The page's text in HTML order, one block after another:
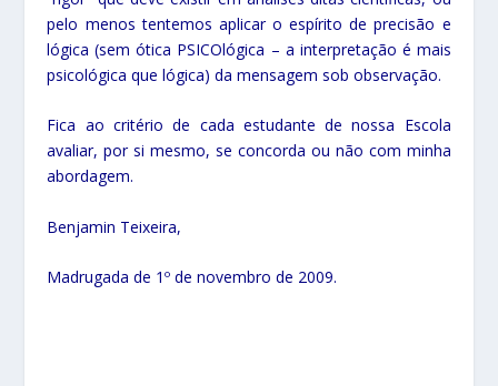
pelo menos tentemos aplicar o espírito de precisão e
lógica (sem ótica PSICOlógica – a interpretação é mais
psicológica que lógica) da mensagem sob observação.
Fica ao critério de cada estudante de nossa Escola
avaliar, por si mesmo, se concorda ou não com minha
abordagem.
Benjamin Teixeira,
Madrugada de 1º de novembro de 2009.